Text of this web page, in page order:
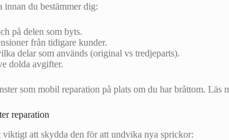
innan du bestämmer dig:
på delen som byts.
från tidigare kunder.
delar som används (original vs tredjeparts).
dolda avgifter.
som mobil reparation på plats om du har bråttom. Läs
reparation
viktigt att skydda den för att undvika nya sprickor: